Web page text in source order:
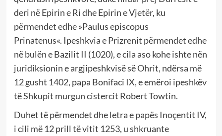
deri në Epirin e Ri dhe Epirin e Vjetër, ku
përmendet edhe »Paulus episcopus
Prinatenus«. Ipeshkvia e Prizrenit përmendet edhe
në bulën e Bazilit II (1020), e cila aso kohe ishte nën
juridiksionin e argjipeshkvisë së Ohrit, ndërsa më
12 gusht 1402, papa Bonifaci IX, e emëroi ipeshkëv
të Shkupit murgun cistercit Robert Towtin.
Duhet të përmendet dhe letra e papës Inoçentit IV,
i cili më 12 prill të vitit 1253, u shkruante